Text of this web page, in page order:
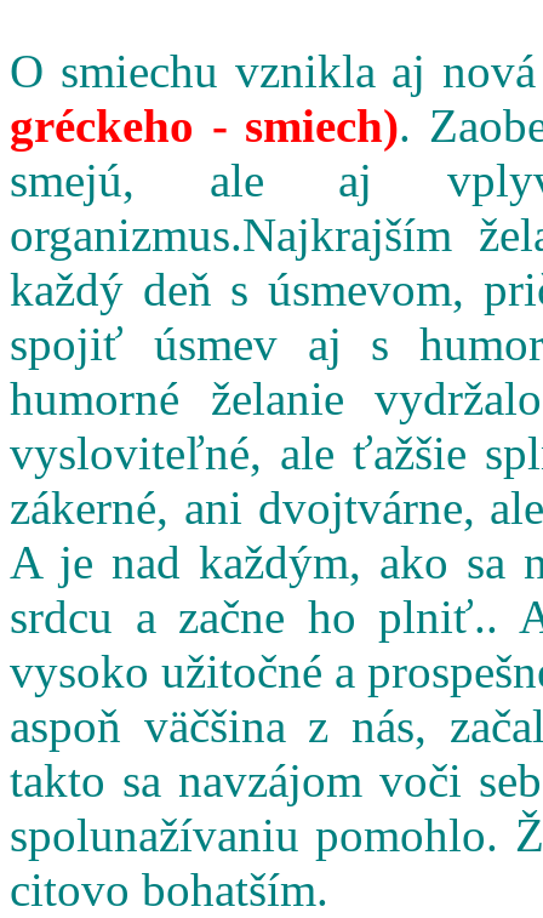
O smiechu vznikla aj
gréckeho - smiech).
smejú, ale aj
organizmus.Najkrajším
každý deň s úsmevom,
spojiť úsmev aj s
humorné želanie
vysloviteľné, ale ťažšie
zákerné, ani dvojtvárne,
A je nad každým, ako sa
srdcu a začne ho plniť..
vysoko užitočné a
aspoň väčšina z nás,
takto sa navzájom voči
spolunažívaniu pomohlo.
citovo bohatším.